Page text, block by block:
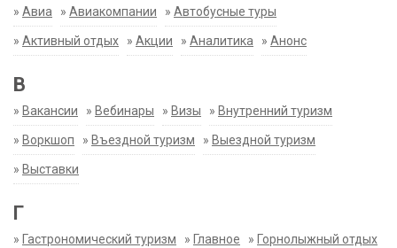
» Авиа » Авиакомпании » Автобусные туры
» Активный отдых » Акции » Аналитика » Анонс
В
» Вакансии » Вебинары » Визы » Внутренний туризм
» Воркшоп » Въездной туризм » Выездной туризм
» Выставки
Г
» Гастрономический туризм » Главное » Горнолыжный отдых